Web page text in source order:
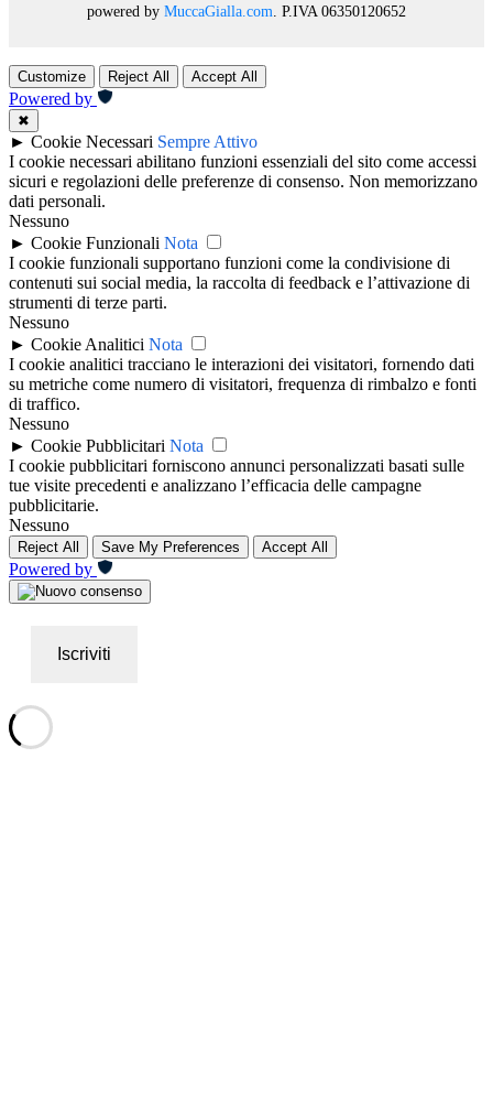
powered by MuccaGialla.com . P.IVA 06350120652
Customize Reject All Accept All
Powered by
✖
► Cookie Necessari Sempre Attivo
I cookie necessari abilitano funzioni essenziali del sito come accessi
sicuri e regolazioni delle preferenze di consenso. Non memorizzano
dati personali.
Nessuno
► Cookie Funzionali Nota
I cookie funzionali supportano funzioni come la condivisione di
contenuti sui social media, la raccolta di feedback e l’attivazione di
strumenti di terze parti.
Nessuno
► Cookie Analitici Nota
I cookie analitici tracciano le interazioni dei visitatori, fornendo dati
su metriche come numero di visitatori, frequenza di rimbalzo e fonti
di traffico.
Nessuno
► Cookie Pubblicitari Nota
I cookie pubblicitari forniscono annunci personalizzati basati sulle
tue visite precedenti e analizzano l’efficacia delle campagne
pubblicitarie.
Nessuno
Reject All Save My Preferences Accept All
Powered by
Iscriviti